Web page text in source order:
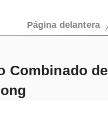
Página delantera
Combinado de